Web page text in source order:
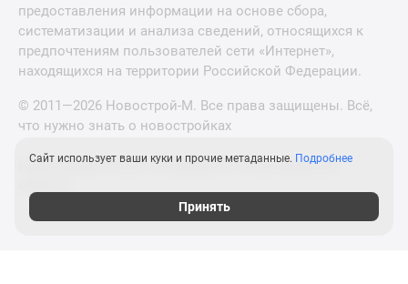
предоставления информации на основе сбора,
систематизации и анализа сведений, относящихся к
предпочтениям пользователей сети «Интернет»,
находящихся на территории Российской Федерации.
© 2011—2026 Новострой-М. Все права защищены. Всё,
что нужно знать о новостройках
Новостройки Санкт-Петербурга и Ленинградской
Сайт использует ваши куки и прочие метаданные. Подробнее
Принять